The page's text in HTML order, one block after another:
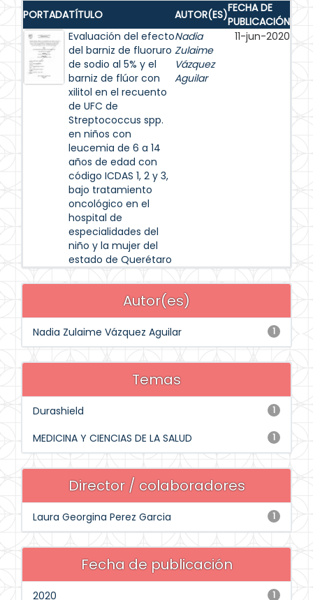
PORTADATÍTULO AUTOR(ES)FECHA DE
PUBLICACIÓN
Evaluación del efecto
del barniz de fluoruro
de sodio al 5% y el
barniz de flúor con
xilitol en el recuento
de UFC de
Streptococcus spp.
en niños con
leucemia de 6 a 14
años de edad con
código ICDAS 1, 2 y 3,
bajo tratamiento
oncológico en el
hospital de
especialidades del
niño y la mujer del
estado de Querétaro
Nadia
Zulaime
Vázquez
Aguilar
11-jun-2020
Autor(es)
1
Nadia Zulaime Vázquez Aguilar
Temas
1
Durashield
1
MEDICINA Y CIENCIAS DE LA SALUD
Director / colaboradores
1
Laura Georgina Perez Garcia
Fecha de publicación
1
2020